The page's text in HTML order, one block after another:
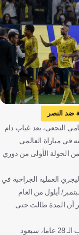
ضد النصر
السعودية كرة قدم
النجعي، بعد غياب دام
في مباراة العالمي
التي جرت يوم 22 أغسطس/ آب 2024، ضمن الجولة الأولى من دوري
العملية الجراحية في
أيلول من العام
أن يعود بعد 6 أشهر، غير أن المدة طالت حتى
وذكرت صحيفة "اليوم" السعودية، إن اللاعب صاحب الـ 28 عاما، سيعود